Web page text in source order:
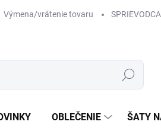
Výmena/vrátenie tovaru
Hľadať
OBLEČENIE ŠATY